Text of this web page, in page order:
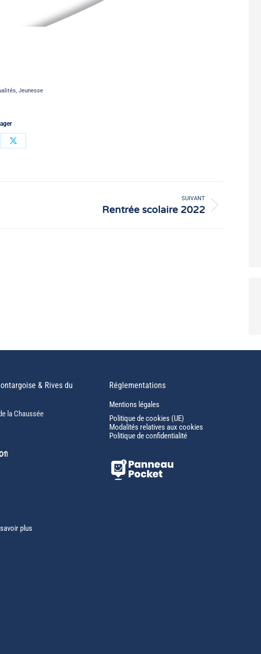
Jeunesse
Partager
SUIVANT
Rentrée scolaire 2022
& Rives du
la Chaussée
plus
Réglementations
Mentions légales
Politique de cookies (UE)
Modalités relatives aux cookies
Politique de confidentialité